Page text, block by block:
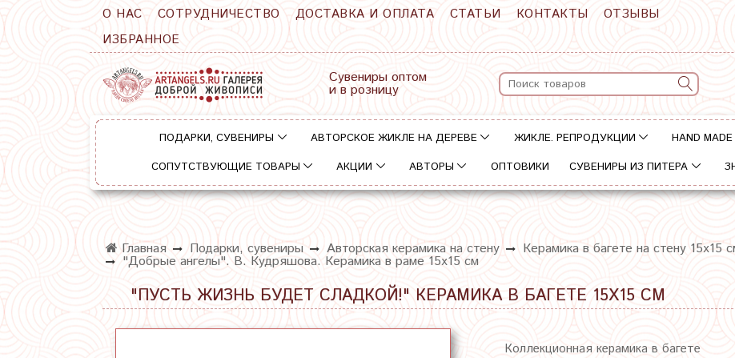
О НАС СОТРУДНИЧЕСТВО ДОСТАВКА И ОПЛАТА СТАТЬИ КОНТАКТЫ
ОТЗЫВЫ
ИЗБРАННОЕ
Сувениры оптом
и в розницу
ПОДАРКИ, СУВЕНИРЫ АВТОРСКОЕ ЖИКЛЕ НА ДЕРЕВЕ ЖИКЛЕ. РЕПРОДУКЦИИ HAND MADE
СОПУТСТВУЮЩИЕ ТОВАРЫ
АКЦИИ АВТОРЫ ОПТОВИКИ СУВЕНИРЫ ИЗ ПИТЕРА
Главная Подарки, сувениры Авторская керамика на стену Керамика в багете на стену 15х15
"Добрые ангелы". В. Кудряшова. Керамика в раме 15х15 см
"ПУСТЬ ЖИЗНЬ БУДЕТ СЛАДКОЙ!" КЕРАМИКА В БАГЕТЕ 15Х15 СМ
Коллекционная керамика в багете